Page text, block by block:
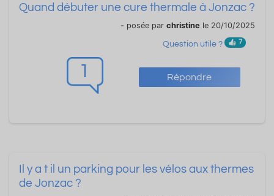
1 Répondre
Quand débuter une cure thermale à Jonzac ?
- posée par christine le 20/10/2025
Question utile ? 7
Il y a t il un parking pour les vélos aux thermes
de Jonzac ?